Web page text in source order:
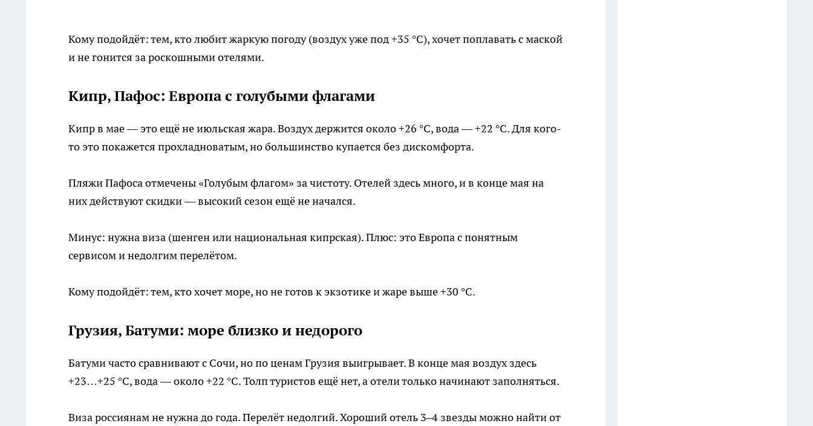
Кому подойдёт: тем, кто любит жаркую погоду (воздух уже под +35 °C), хочет поплавать с маской
и не гонится за роскошными отелями.
Кипр, Пафос: Европа с голубыми флагами
Кипр в мае — это ещё не июльская жара. Воздух держится около +26 °C, вода — +22 °C. Для кого-
то это покажется прохладноватым, но большинство купается без дискомфорта.
Пляжи Пафоса отмечены «Голубым флагом» за чистоту. Отелей здесь много, и в конце мая на
них действуют скидки — высокий сезон ещё не начался.
Минус: нужна виза (шенген или национальная кипрская). Плюс: это Европа с понятным
сервисом и недолгим перелётом.
Кому подойдёт: тем, кто хочет море, но не готов к экзотике и жаре выше +30 °C.
Грузия, Батуми: море близко и недорого
Батуми часто сравнивают с Сочи, но по ценам Грузия выигрывает. В конце мая воздух здесь
+23…+25 °C, вода — около +22 °C. Толп туристов ещё нет, а отели только начинают заполняться.
Виза россиянам не нужна до года. Перелёт недолгий. Хороший отель 3–4 звезды можно найти от